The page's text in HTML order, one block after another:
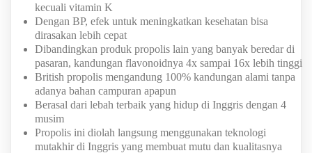
kecuali vitamin K
Dengan BP, efek untuk meningkatkan kesehatan bisa
dirasakan lebih cepat
Dibandingkan produk propolis lain yang banyak beredar di
pasaran, kandungan flavonoidnya 4x sampai 16x lebih tinggi
British propolis mengandung 100% kandungan alami tanpa
adanya bahan campuran apapun
Berasal dari lebah terbaik yang hidup di Inggris dengan 4
musim
Propolis ini diolah langsung menggunakan teknologi
mutakhir di Inggris yang membuat mutu dan kualitasnya